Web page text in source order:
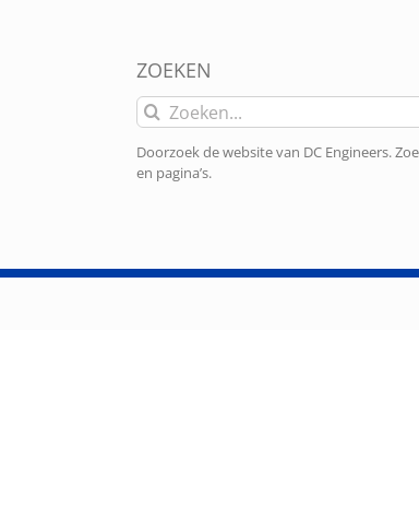
ZOEKEN
Zoeken
naar:
Doorzoek de website van DC Engineers.
en pagina’s.